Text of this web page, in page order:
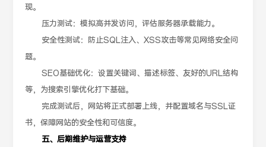
现。
压力测试：模拟高并发访问，评估服务器承载能力。
安全性测试：防止SQL注入、XSS攻击等常见网络安全问
题。
SEO基础优化：设置关键词、描述标签、友好的URL结构
等，为搜索引擎优化打下基础。
完成测试后，网站将正式部署上线，并配置域名与SSL证
书，保障网站的安全性和可信度。
五、后期维护与运营支持